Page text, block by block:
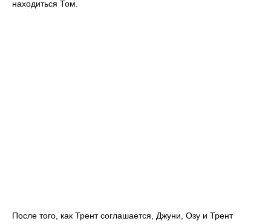
находиться Том.
После того, как Трент соглашается, Джуни, Озу и Трент